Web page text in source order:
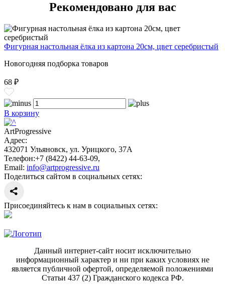
Рекомендовано для вас
Фигурная настольная ёлка из картона 20см, цвет серебристый
Новогодняя подборка товаров
68 ₽
В корзину
ArtProgressive
Адрес:
432071 Ульяновск, ул. Урицкого, 37А
Телефон:+7 (8422) 44-63-09,
Email: info@artprogressive.ru
Поделиться сайтом в социальных сетях:
Присоединяйтесь к нам в социальных сетях:
Данный интернет-сайт носит исключительно
информационный характер и ни при каких условиях не
является публичной офертой, определяемой положениями
Статьи 437 (2) Гражданского кодекса РФ.